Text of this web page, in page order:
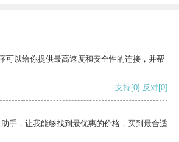
可以给你提供最高速度和安全性的连接，并帮
支持[0] 反对[0]
手，让我能够找到最优惠的价格，买到最合适